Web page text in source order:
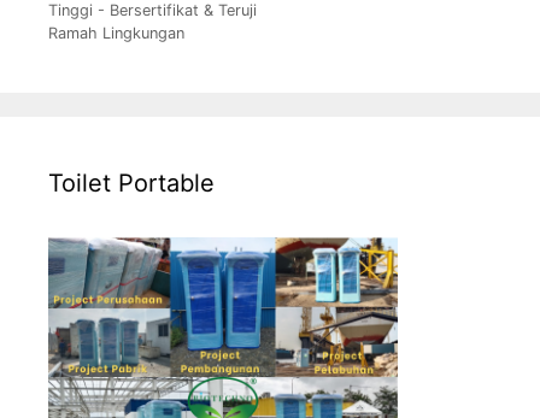
Tinggi - Bersertifikat & Teruji
Ramah Lingkungan
Toilet Portable